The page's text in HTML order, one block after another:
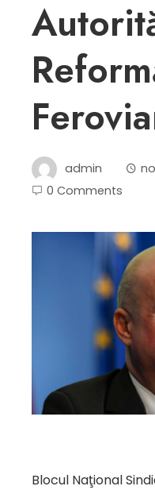
admin
0 Comments
Blocul Naţional